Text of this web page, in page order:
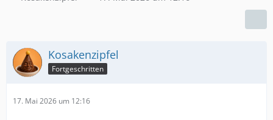
Kosakenzipfel
Fortgeschritten
17. Mai 2026 um 12:16